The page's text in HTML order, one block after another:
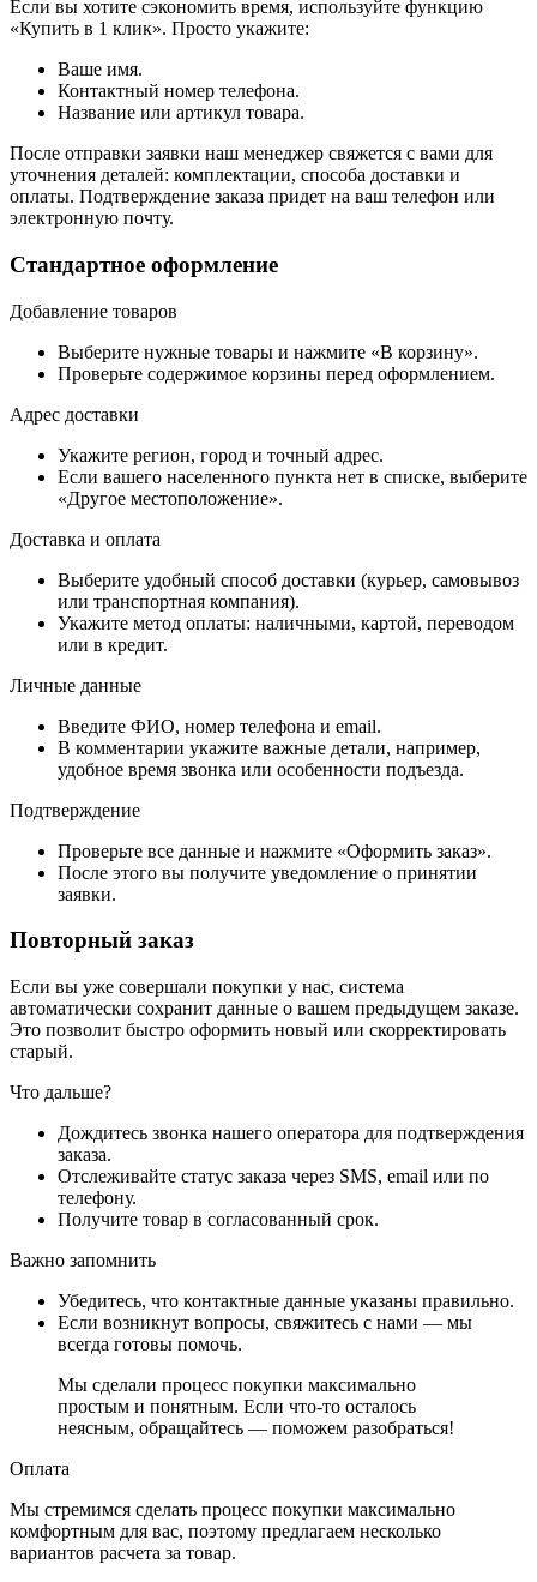
Если вы хотите сэкономить время, используйте функцию
«Купить в 1 клик». Просто укажите:
Ваше имя.
Контактный номер телефона.
Название или артикул товара.
После отправки заявки наш менеджер свяжется с вами для
уточнения деталей: комплектации, способа доставки и
оплаты. Подтверждение заказа придет на ваш телефон или
электронную почту.
Стандартное оформление
Добавление товаров
Выберите нужные товары и нажмите «В корзину».
Проверьте содержимое корзины перед оформлением.
Адрес доставки
Укажите регион, город и точный адрес.
Если вашего населенного пункта нет в списке, выберите
«Другое местоположение».
Доставка и оплата
Выберите удобный способ доставки (курьер, самовывоз
или транспортная компания).
Укажите метод оплаты: наличными, картой, переводом
или в кредит.
Личные данные
Введите ФИО, номер телефона и email.
В комментарии укажите важные детали, например,
удобное время звонка или особенности подъезда.
Подтверждение
Проверьте все данные и нажмите «Оформить заказ».
После этого вы получите уведомление о принятии
заявки.
Повторный заказ
Если вы уже совершали покупки у нас, система
автоматически сохранит данные о вашем предыдущем заказе.
Это позволит быстро оформить новый или скорректировать
старый.
Что дальше?
Дождитесь звонка нашего оператора для подтверждения
заказа.
Отслеживайте статус заказа через SMS, email или по
телефону.
Получите товар в согласованный срок.
Важно запомнить
Убедитесь, что контактные данные указаны правильно.
Если возникнут вопросы, свяжитесь с нами — мы
всегда готовы помочь.
Мы сделали процесс покупки максимально
простым и понятным. Если что-то осталось
неясным, обращайтесь — поможем разобраться!
Оплата
Мы стремимся сделать процесс покупки максимально
комфортным для вас, поэтому предлагаем несколько
вариантов расчета за товар.